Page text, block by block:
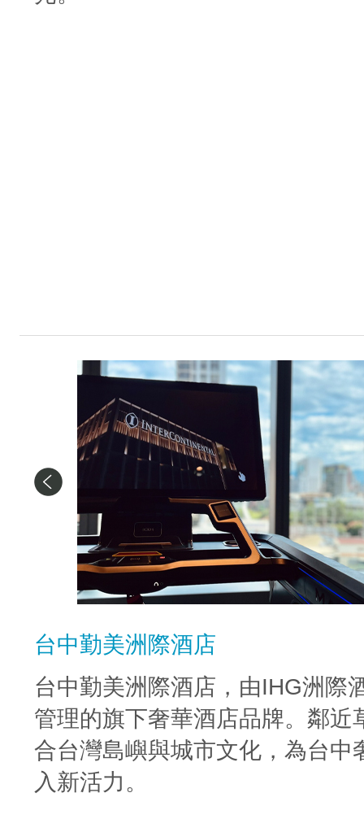
台中勤美洲際酒店
台中勤美洲際酒店，由IHG洲際
管理的旗下奢華酒店品牌。鄰近
合台灣島嶼與城市文化，為台中
入新活力。